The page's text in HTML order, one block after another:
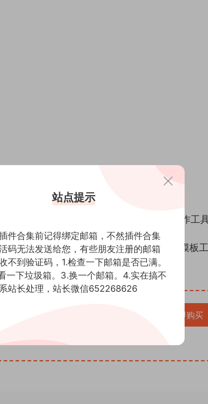
，Vegas，Edius，达芬奇等其他视频制作工
实拍人物风景文字图片等素材，没有AE模板
PR模板、音视频频素材各种插件等）
立即购买
站点提示
件合集前记得绑定邮箱，不然插件合集
码无法发送给您，有些朋友注册的邮箱
不到验证码，1.检查一下邮箱是否已满。
一下垃圾箱。3.换一个邮箱。4.实在搞不
站长处理，站长微信652268626